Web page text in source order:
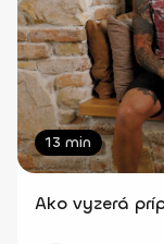
13 min
Ako vyzerá